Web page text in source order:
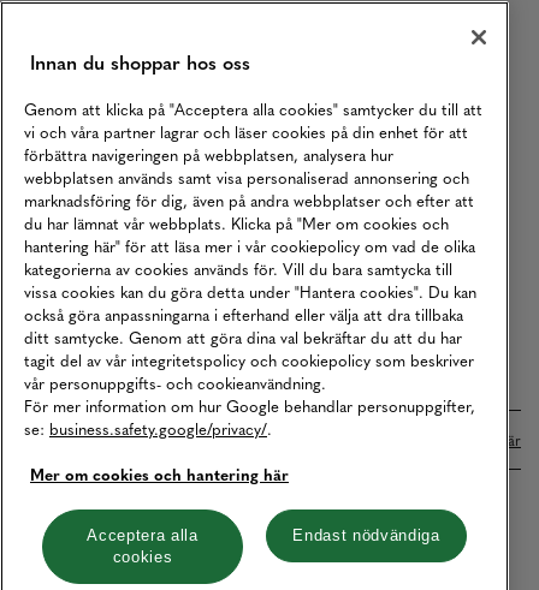
Returer
Köpvillkor
Karriär
Vårt Ansvar
Våra Tjänster
Press
Studentrabatt
B2B
Tillgänglighetsredogörelse
Betalningar online sköts i samarbete med Klarna. Läs mer här
Cookies Integritetspolicy
Hantera cookies
Innan du shoppar hos oss
Genom att klicka på "Acceptera alla cookies" samtycker du till att
vi och våra partner lagrar och läser cookies på din enhet för att
förbättra navigeringen på webbplatsen, analysera hur
webbplatsen används samt visa personaliserad annonsering och
marknadsföring för dig, även på andra webbplatser och efter att
du har lämnat vår webbplats. Klicka på "Mer om cookies och
hantering här" för att läsa mer i vår cookiepolicy om vad de olika
kategorierna av cookies används för. Vill du bara samtycka till
vissa cookies kan du göra detta under "Hantera cookies". Du kan
också göra anpassningarna i efterhand eller välja att dra tillbaka
ditt samtycke. Genom att göra dina val bekräftar du att du har
tagit del av vår integritetspolicy och cookiepolicy som beskriver
vår personuppgifts- och cookieanvändning.
För mer information om hur Google behandlar personuppgifter,
se: business.safety.google/privacy/.
Mer om cookies och hantering här
Acceptera alla
cookies
Endast nödvändiga